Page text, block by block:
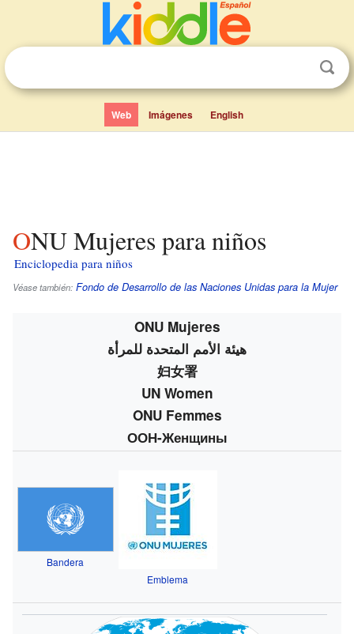
Web Imágenes English
ONU Mujeres para niños
Enciclopedia para niños
Véase también: Fondo de Desarrollo de las Naciones Unidas para la Mujer
ONU Mujeres
هيئة الأمم المتحدة للمرأة
妇女署
UN Women
ONU Femmes
ООН-Женщины
Bandera
Emblema